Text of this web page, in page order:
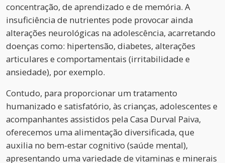
concentração, de aprendizado e de memória. A
insuficiência de nutrientes pode provocar ainda
alterações neurológicas na adolescência, acarretando
doenças como: hipertensão, diabetes, alterações
articulares e comportamentais (irritabilidade e
ansiedade), por exemplo.
Contudo, para proporcionar um tratamento
humanizado e satisfatório, às crianças, adolescentes e
acompanhantes assistidos pela Casa Durval Paiva,
oferecemos uma alimentação diversificada, que
auxilia no bem-estar cognitivo (saúde mental),
apresentando uma variedade de vitaminas e minerais